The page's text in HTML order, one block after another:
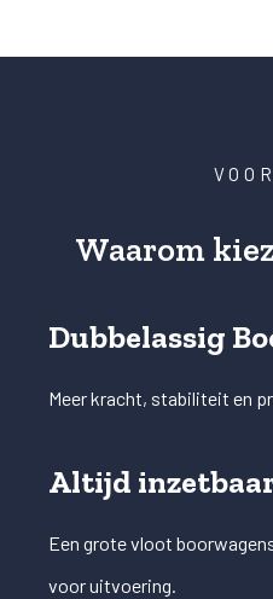
Waarom
Dubbelassig
Meer kracht, stabiliteit en
Altijd
Een grote vloot
voor uitvoering.